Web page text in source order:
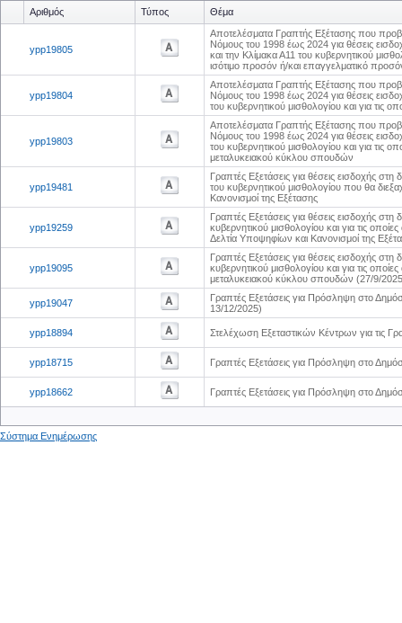
Αριθμός Τύπος Θέμα
ypp19805
Αποτελέσματα Γραπτής Εξέτασης που
Νόμους του 1998 έως 2024 για θέσεις
και την Κλίμακα Α11 του κυβερνητικού
ισότιμο προσόν ή/και επαγγελματικό
ypp19804
Αποτελέσματα Γραπτής Εξέτασης που
Νόμους του 1998 έως 2024 για θέσεις
του κυβερνητικού μισθολογίου και για τις
ypp19803
Αποτελέσματα Γραπτής Εξέτασης που
Νόμους του 1998 έως 2024 για θέσεις
του κυβερνητικού μισθολογίου και για τις
μεταλυκειακού κύκλου σπουδών
ypp19481
Γραπτές Εξετάσεις για θέσεις εισδοχής
του κυβερνητικού μισθολογίου που θα
Κανονισμοί της Εξέτασης
ypp19259
Γραπτές Εξετάσεις για θέσεις εισδοχής
κυβερνητικού μισθολογίου και για τις
Δελτία Υποψηφίων και Κανονισμοί της
ypp19095
Γραπτές Εξετάσεις για θέσεις εισδοχής
κυβερνητικού μισθολογίου και για τις
μεταλυκειακού κύκλου σπουδών (27/9/
ypp19047
Γραπτές Εξετάσεις για Πρόσληψη στο
13/12/2025)
ypp18894 Στελέχωση Εξεταστικών Κέντρων για τις
ypp18715 Γραπτές Εξετάσεις για Πρόσληψη στο
ypp18662 Γραπτές Εξετάσεις για Πρόσληψη στο
Σύστημα Ενημέρωσης